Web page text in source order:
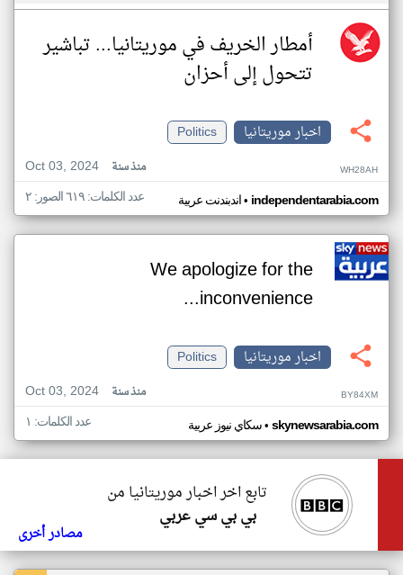
أمطار الخريف في موريتانيا... تباشير
تتحول إلى أحزان
اخبار موريتانيا
Politics
Oct 03, 2024
منذ سنة WH28AH
اندبندنت عربية• independentarabia.com عدد الكلمات: ٦١٩ الصور: ٢
We apologize for the
inconvenience...
اخبار موريتانيا
Politics
Oct 03, 2024
منذ سنة BY84XM
سكاي نيوز عربية• skynewsarabia.com عدد الكلمات: ١
تابع اخر اخبار موريتانيا من
بي بي سي عربي
مصادر أخرى